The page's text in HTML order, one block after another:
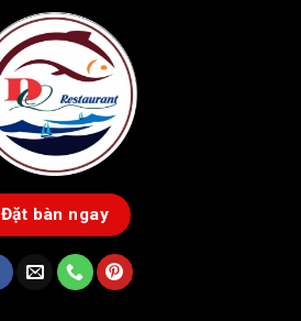
Đặt bàn ngay